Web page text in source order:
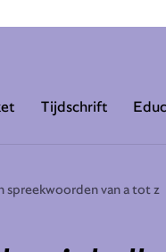
Tijdschrift
spreekwoorden van a tot z